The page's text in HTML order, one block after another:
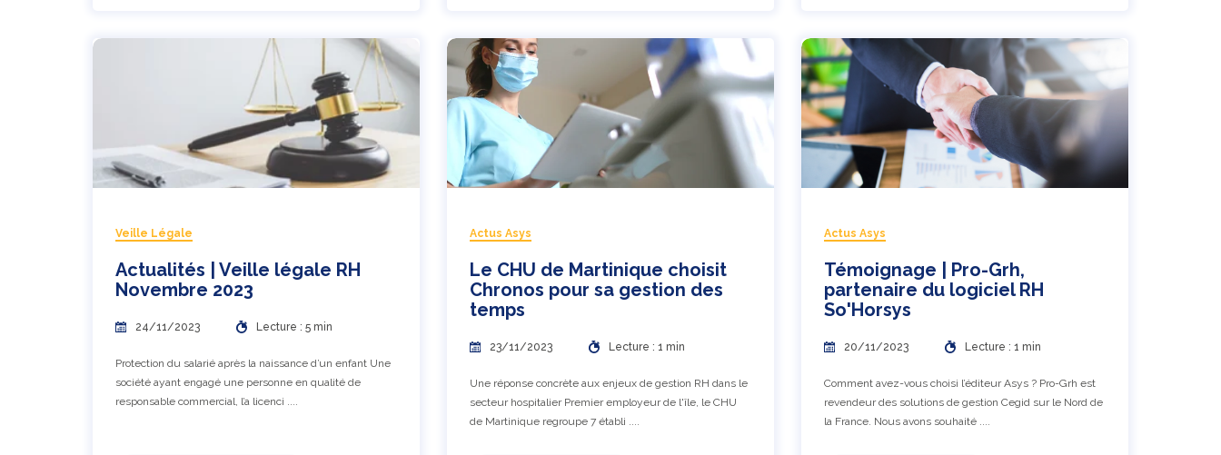
Veille Légale
Actualités | Veille légale RH
Novembre 2023
24/11/2023 Lecture : 5 min
Protection du salarié après la naissance d’un enfant Une
société ayant engagé une personne en qualité de
responsable commercial, l’a licenci ....
Actus Asys
Le CHU de Martinique choisit
Chronos pour sa gestion des
temps
23/11/2023 Lecture : 1 min
Une réponse concrète aux enjeux de gestion RH dans le
secteur hospitalier Premier employeur de l'île, le CHU
de Martinique regroupe 7 établi ....
Actus Asys
Témoignage | Pro-Grh,
partenaire du logiciel RH
So'Horsys
20/11/2023 Lecture : 1 min
Comment avez-vous choisi l’éditeur Asys ? Pro-Grh est
revendeur des solutions de gestion Cegid sur le Nord de
la France. Nous avons souhaité ....